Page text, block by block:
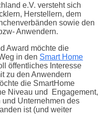
e.V. versteht sich
Herstellern, dem
sowie den
Anwendern.
Award möchte die
in den Smart Home
öffentliches Interesse
zu den Anwendern
die SmartHome
Niveau und Engagement,
Unternehmen des
ist (und weiter